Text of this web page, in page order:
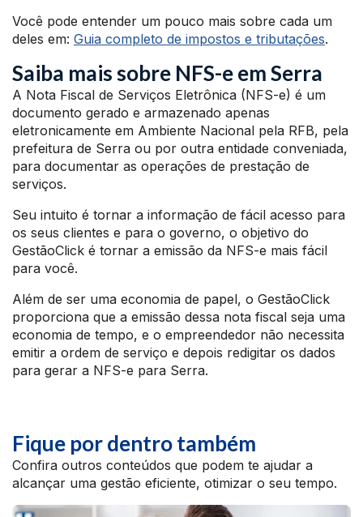
Você pode entender um pouco mais sobre cada um
deles em: Guia completo de impostos e tributações.
Saiba mais sobre NFS-e em Serra
A Nota Fiscal de Serviços Eletrônica (NFS-e) é um
documento gerado e armazenado apenas
eletronicamente em Ambiente Nacional pela RFB, pela
prefeitura de Serra ou por outra entidade conveniada,
para documentar as operações de prestação de
serviços.
Seu intuito é tornar a informação de fácil acesso para
os seus clientes e para o governo, o objetivo do
GestãoClick é tornar a emissão da NFS-e mais fácil
para você.
Além de ser uma economia de papel, o GestãoClick
proporciona que a emissão dessa nota fiscal seja uma
economia de tempo, e o empreendedor não necessita
emitir a ordem de serviço e depois redigitar os dados
para gerar a NFS-e para Serra.
Fique por dentro também
Confira outros conteúdos que podem te ajudar a
alcançar uma gestão eficiente, otimizar o seu tempo.